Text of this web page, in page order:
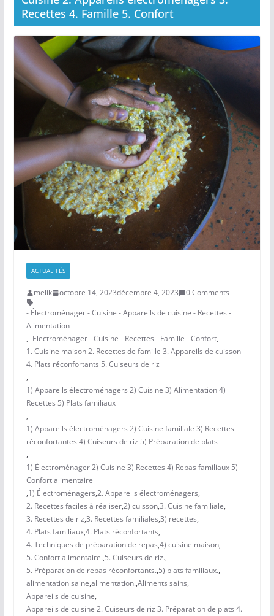
Recettes 4. Famille 5. Confort
ACTUALITÉS
melik octobre 14, 2023décembre 4, 2023
0 Comments
- Électroménager - Cuisine - Appareils de cuisine - Recettes -
Alimentation
,- Electroménager - Cuisine - Recettes - Famille - Confort,
1. Cuisine maison 2. Recettes de famille 3. Appareils de cuisson
4. Plats réconfortants 5. Cuiseurs de riz
,
1) Appareils électroménagers 2) Cuisine 3) Alimentation 4)
Recettes 5) Plats familiaux
,
1) Appareils électroménagers 2) Cuisine familiale 3) Recettes
réconfortantes 4) Cuiseurs de riz 5) Préparation de plats
,
1) Électroménager 2) Cuisine 3) Recettes 4) Repas familiaux 5)
Confort alimentaire
,1) Électroménagers,2. Appareils électroménagers,
2. Recettes faciles à réaliser,2) cuisson,3. Cuisine familiale,
3. Recettes de riz,3. Recettes familiales,3) recettes,
4. Plats familiaux,4. Plats réconfortants,
4. Techniques de préparation de repas,4) cuisine maison,
5. Confort alimentaire.,5. Cuiseurs de riz.,
5. Préparation de repas réconfortants.,5) plats familiaux.,
alimentation saine,alimentation.,Aliments sains,
Appareils de cuisine,
Appareils de cuisine 2. Cuiseurs de riz 3. Préparation de plats 4.